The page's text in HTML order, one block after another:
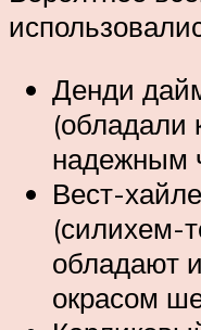
Денди
(обладали
надежным
Вест-
(силихем-
обладают
окрасом